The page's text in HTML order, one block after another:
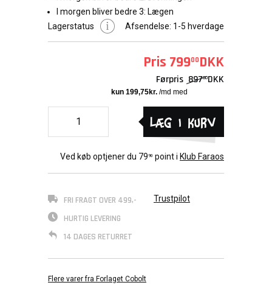
I morgen bliver bedre 3: Lægen
Lagerstatus
Afsendelse: 1-5 hverdage
Pris 79900 DKK
Førpris 89700DKK
Læg i kurv
Ved køb optjener du 7990 point i Klub Faraos
FRI FRAGT OVER 499,-
HURTIG LEVERING
14 DAGES RETURRET
Trustpilot
Flere varer fra Forlaget Cobolt